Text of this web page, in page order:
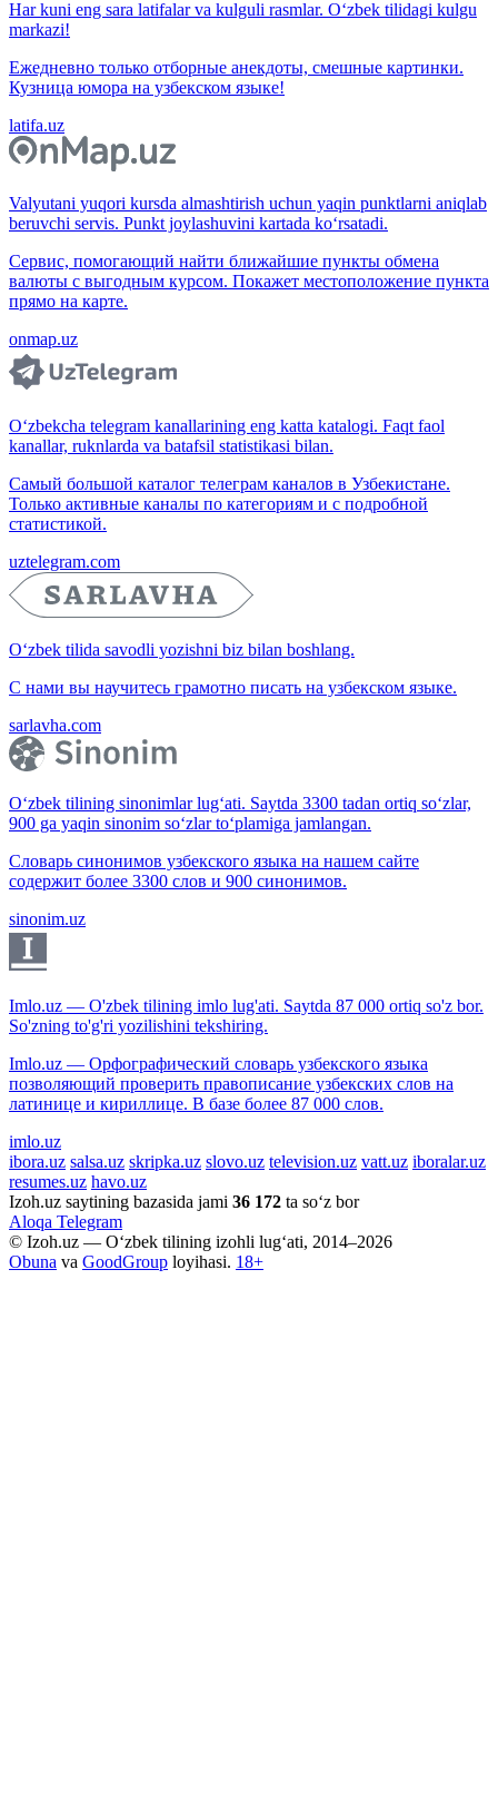
Har kuni eng sara latifalar va kulguli rasmlar. O‘zbek tilidagi kulgu
markazi!
Ежедневно только отборные анекдоты, смешные картинки.
Кузница юмора на узбекском языке!
latifa.uz
Valyutani yuqori kursda almashtirish uchun yaqin punktlarni aniqlab
beruvchi servis. Punkt joylashuvini kartada ko‘rsatadi.
Сервис, помогающий найти ближайшие пункты обмена
валюты с выгодным курсом. Покажет местоположение пункта
прямо на карте.
onmap.uz
O‘zbekcha telegram kanallarining eng katta katalogi. Faqt faol
kanallar, ruknlarda va batafsil statistikasi bilan.
Самый большой каталог телеграм каналов в Узбекистане.
Только активные каналы по категориям и с подробной
статистикой.
uztelegram.com
O‘zbek tilida savodli yozishni biz bilan boshlang.
С нами вы научитесь грамотно писать на узбекском языке.
sarlavha.com
O‘zbek tilining sinonimlar lug‘ati. Saytda 3300 tadan ortiq so‘zlar,
900 ga yaqin sinonim so‘zlar to‘plamiga jamlangan.
Словарь синонимов узбекского языка на нашем сайте
содержит более 3300 слов и 900 синонимов.
sinonim.uz
Imlo.uz — O'zbek tilining imlo lug'ati. Saytda 87 000 ortiq so'z bor.
So'zning to'g'ri yozilishini tekshiring.
Imlo.uz — Орфографический словарь узбекского языка
позволяющий проверить правописание узбекских слов на
латинице и кириллице. В базе более 87 000 слов.
imlo.uz
ibora.uz salsa.uz skripka.uz slovo.uz television.uz vatt.uz iboralar.uz
resumes.uz havo.uz
Izoh.uz saytining bazasida jami 36 172 ta so‘z bor
Aloqa Telegram
© Izoh.uz — O‘zbek tilining izohli lug‘ati, 2014–2026
Obuna va GoodGroup loyihasi. 18+